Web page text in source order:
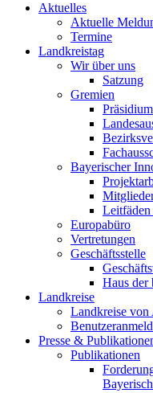
Aktuelles
Aktuelle
Termine
Landkreistag
Wir über uns
Satzung
Gremien
Präsidium
Bayerischer
Leitfäden
Europabüro
Vertretungen
Geschäftsstelle
Haus der
Landkreise
Landkreise von
Presse &
Publikationen